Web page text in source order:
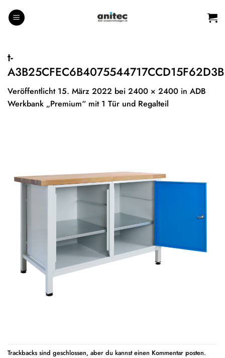
Inhalt
t-
A3B25CFEC6B4075544717CCD15F62D3B
Veröffentlicht 15. März 2022 bei 2400 × 2400 in ADB
Werkbank „Premium“ mit 1 Tür und Regalteil
Trackbacks sind geschlossen, aber du kannst einen Kommentar posten.